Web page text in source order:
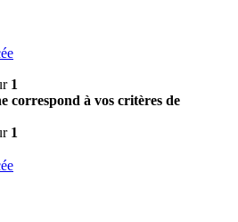
1
correspond à vos critères de
1